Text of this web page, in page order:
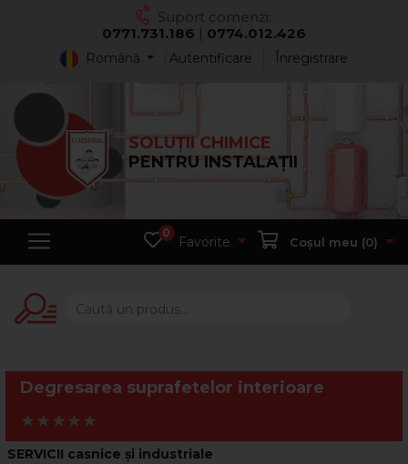
Suport comenzi:
0771.731.186 | 0774.012.426
Română Autentificare Înregistrare
SOLUȚII CHIMICE
PENTRU INSTALAȚII
0
Favorite Coșul meu (0)
Degresarea suprafetelor interioare
SERVICII casnice și industriale